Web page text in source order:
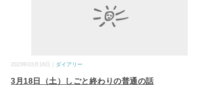
2023年03月18日｜ ダイアリー
3月18日（土）しごと終わりの普通の話